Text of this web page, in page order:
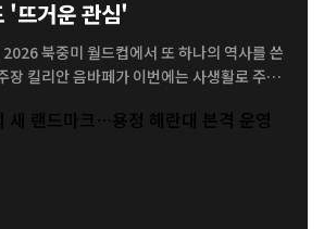
'뜨거운 관심'
북중미 월드컵에서 또 하나의 역사를 쓴
장 킬리안 음바페가 이번에는 사생활로 주목
면서 두 사람을 둘러싼 열애설이 다시 수면